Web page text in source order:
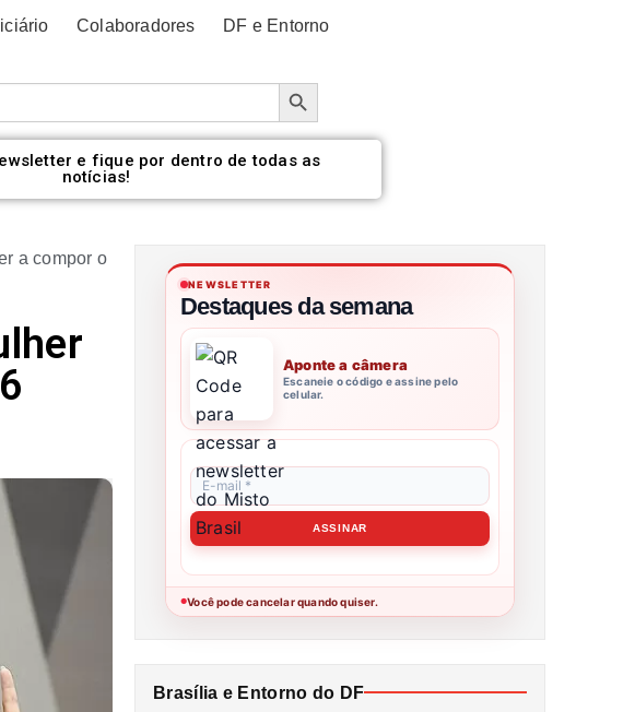
Colaboradores DF e Entorno
Botão de pesquisa
e fique por dentro de todas as
notícias!
a compor o
NEWSLETTER
Destaques da semana
Aponte a câmera
Escaneie o código e assine pelo
celular.
●Você pode cancelar quando quiser.
Brasília e Entorno do DF